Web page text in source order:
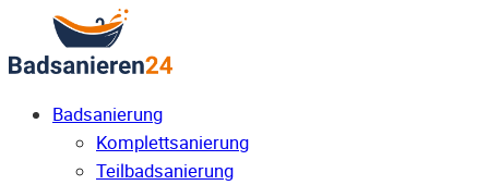
Badsanierung
Komplettsanierung
Teilbadsanierung